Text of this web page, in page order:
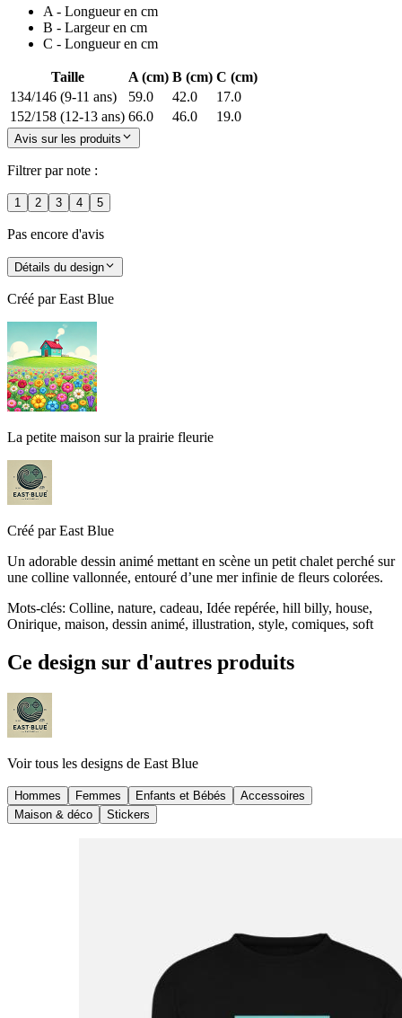
A - Longueur en cm
B - Largeur en cm
C - Longueur en cm
Taille A (cm) B (cm) C (cm)
134/146 (9-11 ans)
59.0 42.0
17.0
152/158 (12-13 ans) 66.0 46.0 19.0
Avis sur les produits
Filtrer par note :
1 2 3 4 5
Pas encore d'avis
Détails du design
Créé par East Blue
La petite maison sur la prairie fleurie
Créé par East Blue
Un adorable dessin animé mettant en scène un petit chalet perché sur
une colline vallonnée, entouré d’une mer infinie de fleurs colorées.
Mots-clés: Colline, nature, cadeau, Idée repérée, hill billy, house,
Onirique, maison, dessin animé, illustration, style, comiques, soft
Ce design sur d'autres produits
Voir tous les designs de East Blue
Hommes Femmes Enfants et Bébés
Accessoires
Maison & déco
Stickers